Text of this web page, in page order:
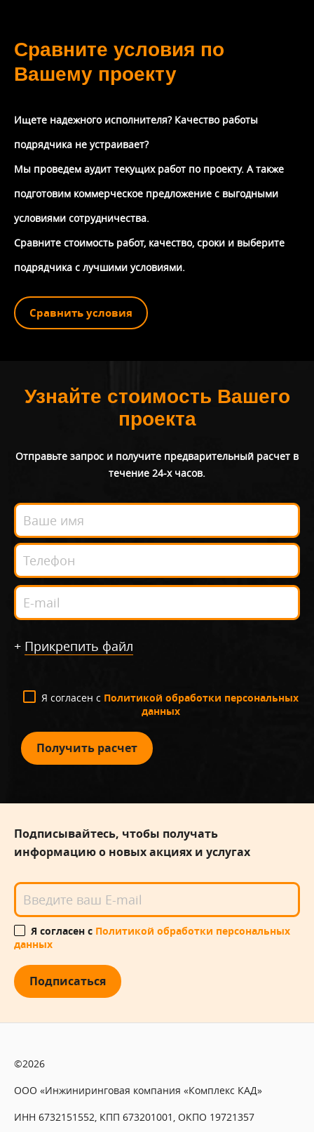
Сравните условия по
Вашему проекту
Ищете надежного исполнителя? Качество работы
подрядчика не устраивает?
Мы проведем аудит текущих работ по проекту. А также
подготовим коммерческое предложение с выгодными
условиями сотрудничества.
Сравните стоимость работ, качество, сроки и выберите
подрядчика с лучшими условиями.
Сравнить условия
Узнайте стоимость Вашего
проекта
Отправьте запрос и получите предварительный расчет в
течение 24-х часов.
+ Прикрепить файл
Я согласен с Политикой обработки персональных
данных
Получить расчет
Подписывайтесь, чтобы получать
информацию о новых акциях и услугах
Я согласен с Политикой обработки персональных
данных
Подписаться
©2026
ООО «Инжиниринговая компания «Комплекс КАД»
ИНН 6732151552, КПП 673201001, ОКПО 19721357